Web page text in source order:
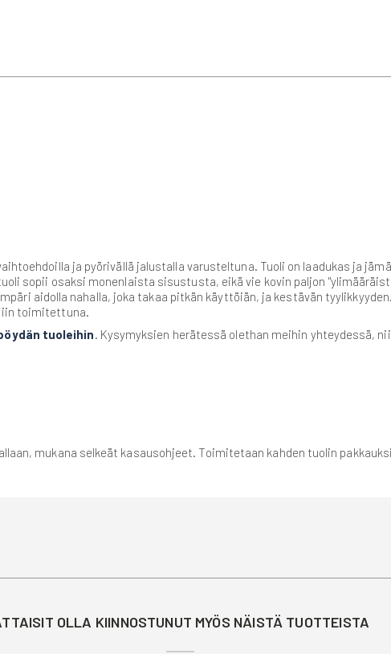
ja pyörivällä jalustalla varusteltuna. Tuoli on laadukas ja
sopii osaksi monenlaista sisustusta, eikä vie kovin paljon
aidolla nahalla, joka takaa pitkän käyttöiän, ja kestävän
toimitettuna.
tuoleihin. Kysymyksien herätessä olethan meihin yhteydessä,
mukana selkeät kasausohjeet. Toimitetaan kahden tuolin
OLLA KIINNOSTUNUT MYÖS NÄISTÄ TUOTTEISTA